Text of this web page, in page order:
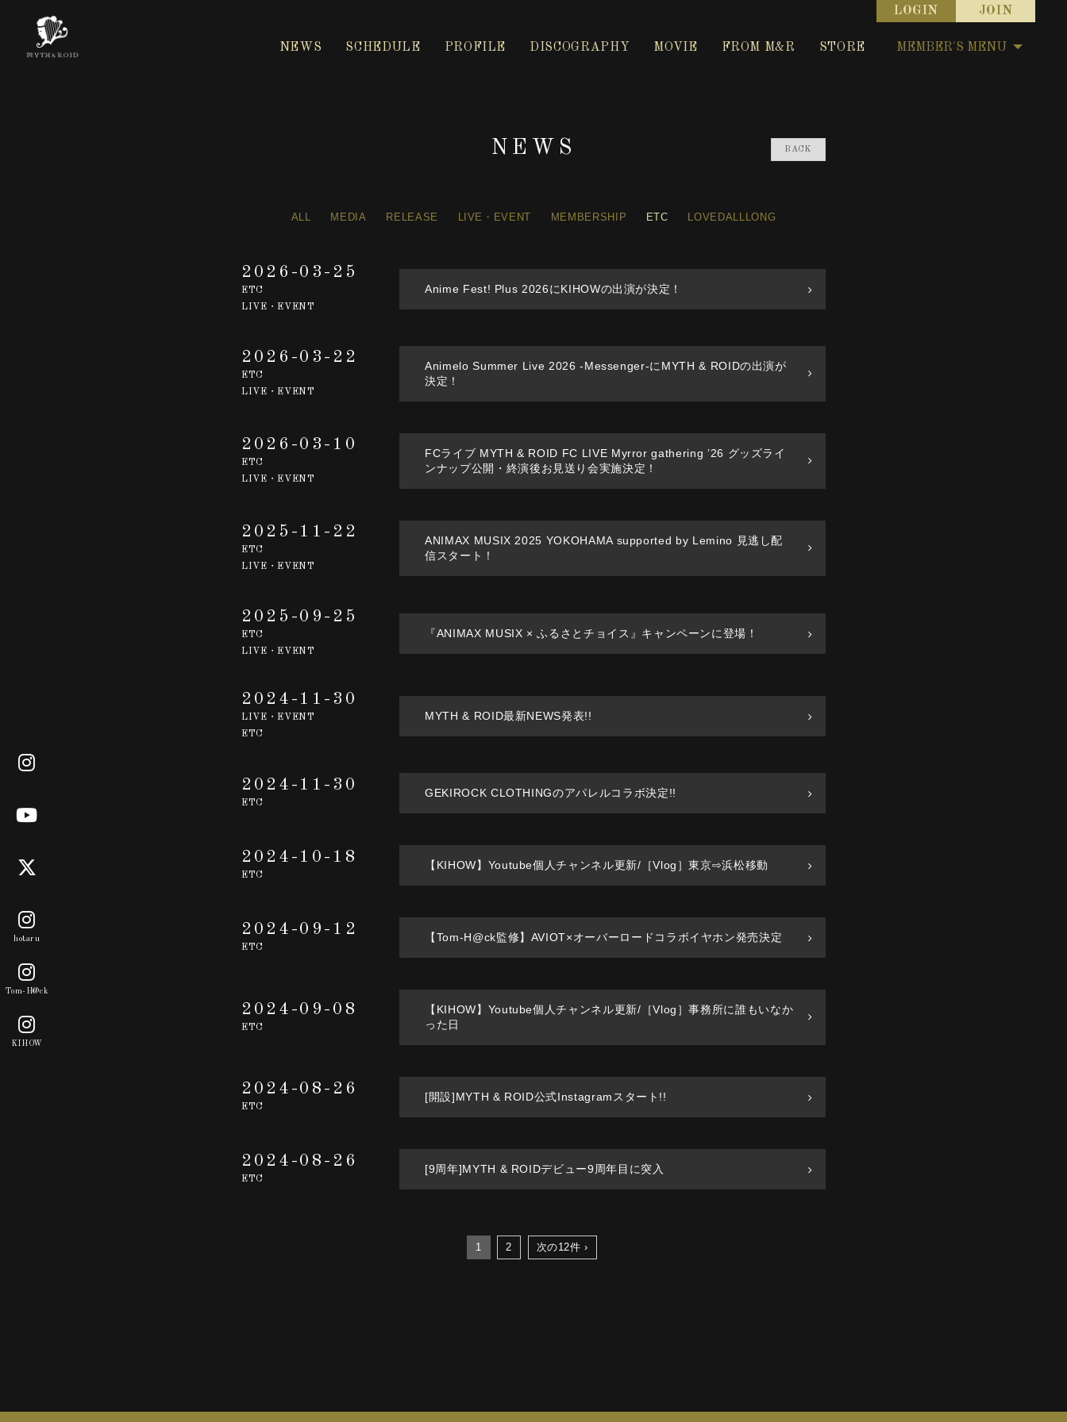
LOGIN JOIN
NEWS SCHEDULE PROFILE DISCOGRAPHY MOVIE FROM M&R STORE MEMBER'S MENU
hotaru
Tom-H@ck
KIHOW
NEWS BACK
ALL MEDIA RELEASE LIVE・EVENT MEMBERSHIP ETC LOVEDALLLONG
2026-03-25
ETC
LIVE・EVENT
Anime Fest! Plus 2026にKIHOWの出演が決定！
2026-03-22
ETC
LIVE・EVENT
Animelo Summer Live 2026 -Messenger-にMYTH & ROIDの出演が
決定！
2026-03-10
ETC
LIVE・EVENT
FCライブ MYTH & ROID FC LIVE Myrror gathering ’26 グッズライ
ンナップ公開・終演後お見送り会実施決定！
2025-11-22
ETC
LIVE・EVENT
ANIMAX MUSIX 2025 YOKOHAMA supported by Lemino 見逃し配
信スタート！
2025-09-25
ETC
LIVE・EVENT
『ANIMAX MUSIX × ふるさとチョイス』キャンペーンに登場！
2024-11-30
LIVE・EVENT
ETC
MYTH & ROID最新NEWS発表!!
2024-11-30
ETC
GEKIROCK CLOTHINGのアパレルコラボ決定!!
2024-10-18
ETC
【KIHOW】Youtube個人チャンネル更新/［Vlog］東京⇨浜松移動
2024-09-12
ETC
【Tom-H@ck監修】AVIOT×オーバーロードコラボイヤホン発売決定
2024-09-08
ETC
【KIHOW】Youtube個人チャンネル更新/［Vlog］事務所に誰もいなか
った日
2024-08-26
ETC
[開設]MYTH & ROID公式Instagramスタート!!
2024-08-26
ETC
[9周年]MYTH & ROIDデビュー9周年目に突入
1 2 次の12件 ›